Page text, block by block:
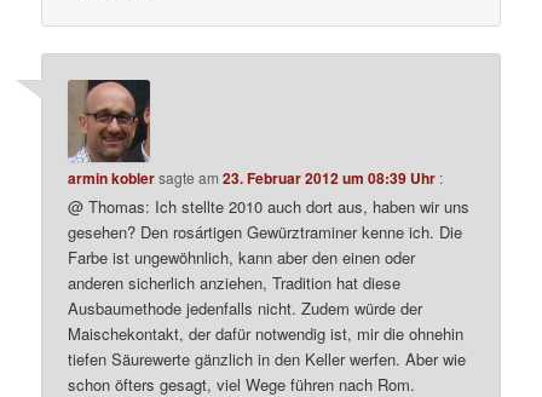
armin koblersagte am23. Februar 2012 um 08:39 Uhr :
@ Thomas: Ich stellte 2010 auch dort aus, haben wir uns
gesehen? Den rosártigen Gewürztraminer kenne ich. Die
Farbe ist ungewöhnlich, kann aber den einen oder
anderen sicherlich anziehen, Tradition hat diese
Ausbaumethode jedenfalls nicht. Zudem würde der
Maischekontakt, der dafür notwendig ist, mir die ohnehin
tiefen Säurewerte gänzlich in den Keller werfen. Aber wie
schon öfters gesagt, viel Wege führen nach Rom.